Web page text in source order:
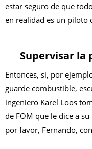
estar seguro de que
en realidad es un piloto
Supervisar la
Entonces, si, por
guarde combustible,
ingeniero Karel Loos
de FOM que le dice a
por favor, Fernando,